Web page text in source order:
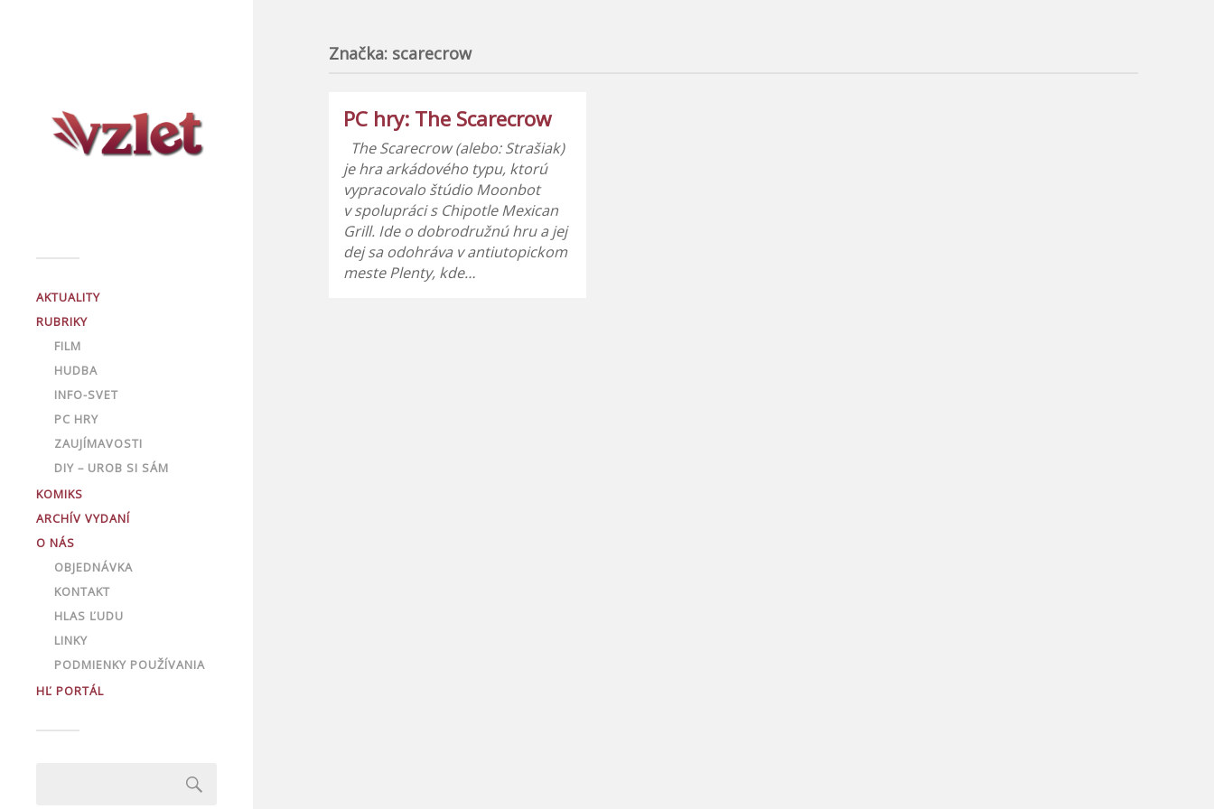
AKTUALITY
RUBRIKY
FILM
HUDBA
INFO-SVET
PC HRY
ZAUJÍMAVOSTI
DIY – UROB SI SÁM
KOMIKS
ARCHÍV VYDANÍ
O NÁS
OBJEDNÁVKA
KONTAKT
HLAS ĽUDU
LINKY
PODMIENKY POUŽÍVANIA
HĽ PORTÁL
Značka: scarecrow
PC hry: The Scarecrow
The Scarecrow (alebo: Strašiak)
je hra arkádového typu, ktorú
vypracovalo štúdio Moonbot
v spolupráci s Chipotle Mexican
Grill. Ide o dobrodružnú hru a jej
dej sa odohráva v antiutopickom
meste Plenty, kde…